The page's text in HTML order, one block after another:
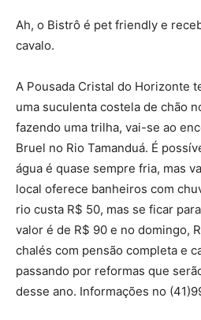
Ah, o Bistrô é pet friendly e
cavalo.
A Pousada Cristal do Horizonte
uma suculenta costela de chão
fazendo uma trilha, vai-se ao
Bruel no Rio Tamanduá. É
água é quase sempre fria, mas
local oferece banheiros com
rio custa R$ 50, mas se ficar
valor é de R$ 90 e no domingo,
chalés com pensão completa e
passando por reformas que
desse ano. Informações no